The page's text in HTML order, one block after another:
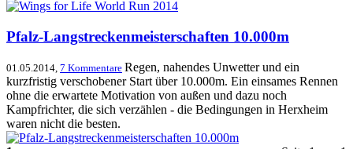
Pfalz-Langstreckenmeisterschaften 10.000m
01.05.2014, 7 Kommentare Regen, nahendes Unwetter und ein
kurzfristig verschobener Start über 10.000m. Ein einsames Rennen
ohne die erwartete Motivation von außen und dazu noch
Kampfrichter, die sich verzählen - die Bedingungen in Herxheim
waren nicht die besten.